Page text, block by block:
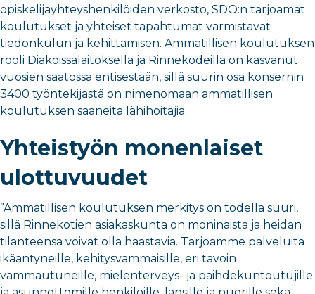
opiskelijayhteyshenkilöiden verkosto, SDO:n tarjoamat
koulutukset ja yhteiset tapahtumat varmistavat
tiedonkulun ja kehittämisen. Ammatillisen koulutuksen
rooli Diakoissalaitoksella ja Rinnekodeilla on kasvanut
vuosien saatossa entisestään, sillä suurin osa konsernin
3400 työntekijästä on nimenomaan ammatillisen
koulutuksen saaneita lähihoitajia.
Yhteistyön monenlaiset
ulottuvuudet
”Ammatillisen koulutuksen merkitys on todella suuri,
sillä Rinnekotien asiakaskunta on moninaista ja heidän
tilanteensa voivat olla haastavia. Tarjoamme palveluita
ikääntyneille, kehitysvammaisille, eri tavoin
vammautuneille, mielenterveys- ja päihdekuntoutujille